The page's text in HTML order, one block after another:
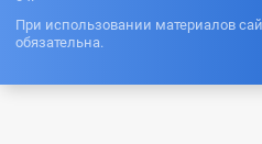
При использовании материалов
обязательна.